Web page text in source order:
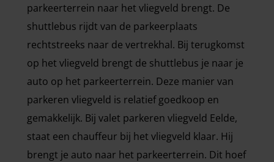
parkeerterrein naar het vliegveld brengt. De
shuttlebus rijdt van de parkeerplaats
rechtstreeks naar de vertrekhal. Bij terugkomst
op het vliegveld brengt de shuttlebus je naar je
auto op het parkeerterrein. Deze manier van
parkeren vliegveld is relatief goedkoop en
gemakkelijk. Bij valet parkeren vliegveld Eelde,
staat een chauffeur bij het vliegveld klaar. Hij
brengt je auto naar het parkeerterrein. Dit hoef